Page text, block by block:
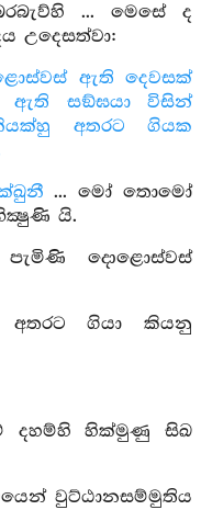
... මෙසේ ද
උදෙසත්වා:
ඇති දෙවසක්
ඇති සඞ්ඝයා විසින්
අතරට ගියක
... මෝ තොමෝ
යි.
දොළොස්වස්
ගියා කියනු
දහම්හි හික්මුණු සිඛ
වුට්ඨානසම්මුතිය